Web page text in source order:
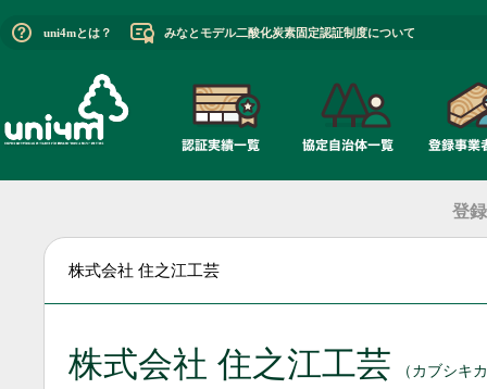
uni4mとは？ みなとモデル二酸化炭素固定認証制度について
登
株式会社 住之江工芸
株式会社 住之江工芸 （カブシキ